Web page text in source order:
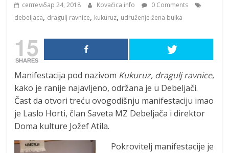
септембар 24, 2018 Kovačica info
0 Comments
debeljaca, dragulj ravnice, kukuruz, udruženje žena bulka
15
SHARES
Manifestacija pod nazivom Kukuruz, dragulj ravnice,
kako je ranije najavljeno, održana je u Debeljači.
Čast da otvori treću ovogodišnju manifestaciju imao
je Laslo Horti, član Saveta MZ Debeljača i direktor
Doma kulture Jožef Atila.
Pokrovitelj manifestacije je